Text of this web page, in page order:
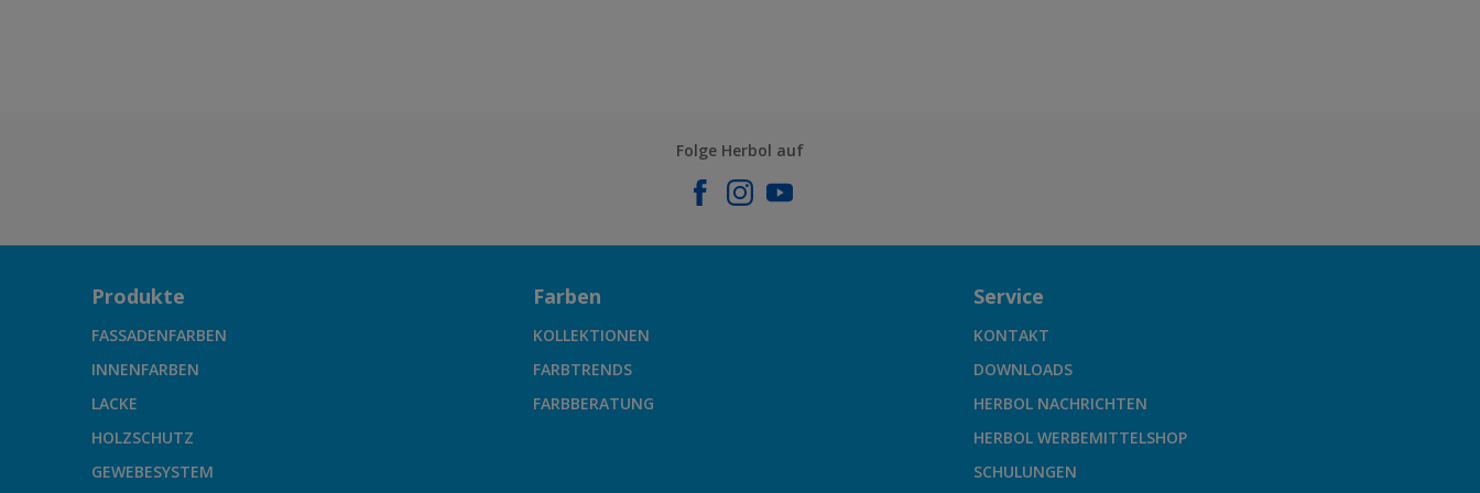
Folge Herbol auf
Produkte
FASSADENFARBEN
INNENFARBEN
LACKE
HOLZSCHUTZ
GEWEBESYSTEM
Farben
KOLLEKTIONEN
FARBTRENDS
FARBBERATUNG
Service
KONTAKT
DOWNLOADS
HERBOL NACHRICHTEN
HERBOL WERBEMITTELSHOP
SCHULUNGEN